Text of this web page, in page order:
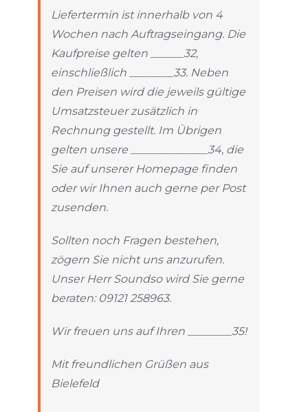
Liefertermin ist innerhalb von 4
Wochen nach Auftragseingang. Die
Kaufpreise gelten ______32,
einschließlich ________33. Neben
den Preisen wird die jeweils gültige
Umsatzsteuer zusätzlich in
Rechnung gestellt. Im Übrigen
gelten unsere ______________34, die
Sie auf unserer Homepage finden
oder wir Ihnen auch gerne per Post
zusenden.
Sollten noch Fragen bestehen,
zögern Sie nicht uns anzurufen.
Unser Herr Soundso wird Sie gerne
beraten: 09121 258963.
Wir freuen uns auf Ihren ________35!
Mit freundlichen Grüßen aus
Bielefeld